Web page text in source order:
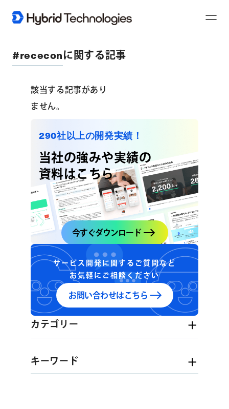
#receconに関する記事
該当する記事があり
ません。
290社以上の開発実績！
当社の強みや実績の
資料はこちら
今すぐダウンロード
サービス開発に関するご質問など
お気軽にご相談ください
お問い合わせはこちら
カテゴリー
キーワード